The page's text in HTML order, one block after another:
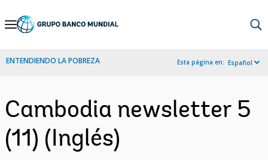
Skip
Navigation
ENTENDIENDO LA POBREZA Esta página en: Español
Cambodia newsletter 5
(11) (Inglés)